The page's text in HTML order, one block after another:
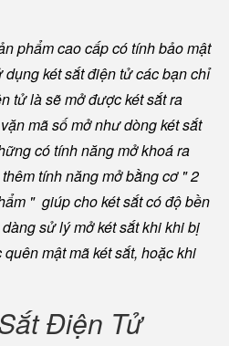
phẩm cao cấp có tính bảo mật
két sắt điện tử các bạn chỉ
tử là sẽ mở được két sắt ra
mã số mở như dòng két sắt
có tính năng mở khoá ra
tính năng mở bằng cơ " 2
" giúp cho két sắt có độ bền
sử lý mở két sắt khi khi bị
mật mã két sắt, hoặc khi
Điện Tử